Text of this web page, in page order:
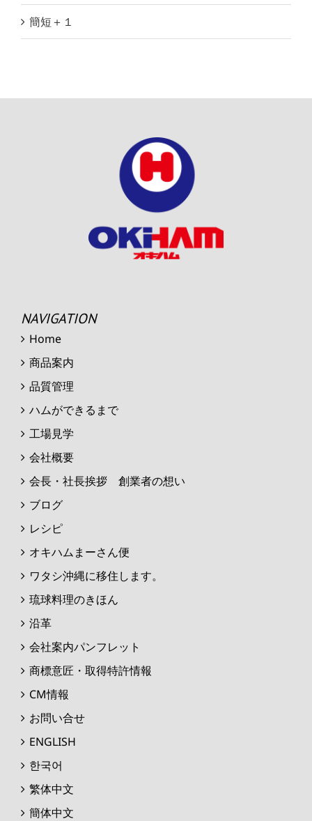
簡短＋１
NAVIGATION
Home
商品案内
品質管理
ハムができるまで
工場見学
会社概要
会長・社長挨拶 創業者の想い
ブログ
レシピ
オキハムまーさん便
ワタシ沖縄に移住します。
琉球料理のきほん
沿革
会社案内パンフレット
商標意匠・取得特許情報
CM情報
お問い合せ
ENGLISH
한국어
繁体中文
簡体中文